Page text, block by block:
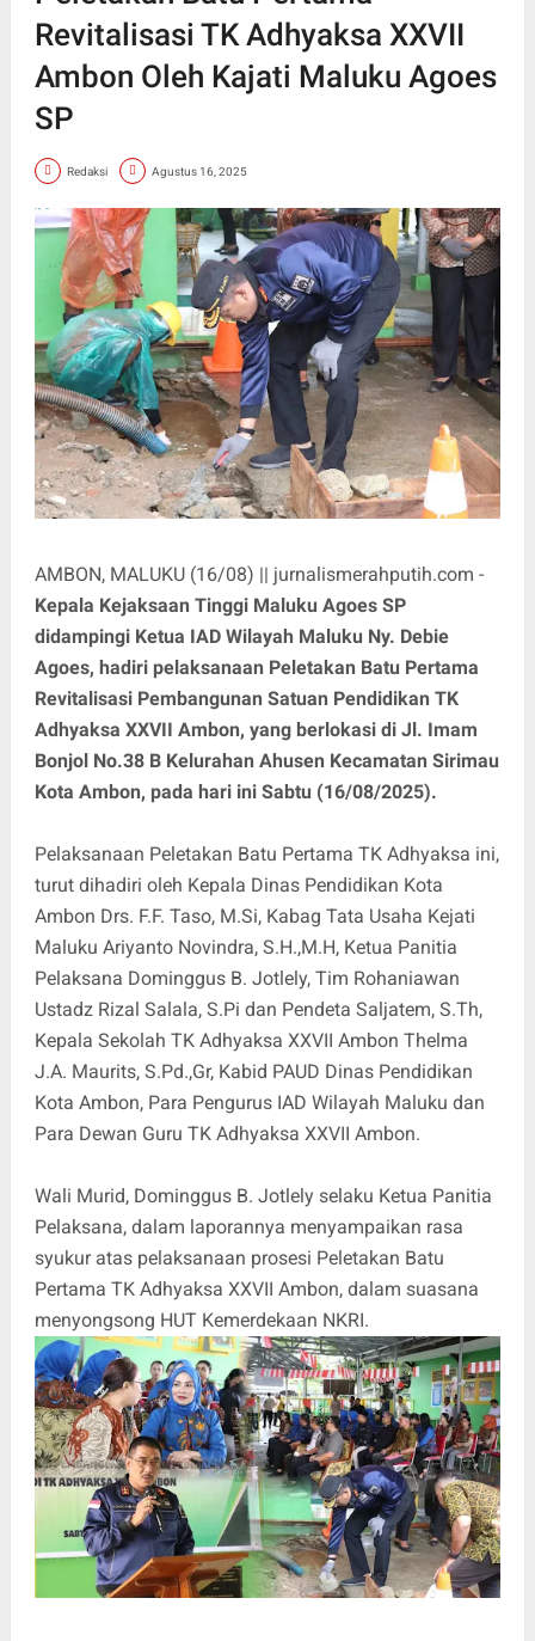
Revitalisasi TK Adhyaksa XXVII
Ambon Oleh Kajati Maluku Agoes
SP
Redaksi Agustus 16, 2025
AMBON, MALUKU (16/08) || jurnalismerahputih.com -
Kepala Kejaksaan Tinggi Maluku Agoes SP
didampingi Ketua IAD Wilayah Maluku Ny. Debie
Agoes, hadiri pelaksanaan Peletakan Batu Pertama
Revitalisasi Pembangunan Satuan Pendidikan TK
Adhyaksa XXVII Ambon, yang berlokasi di Jl. Imam
Bonjol No.38 B Kelurahan Ahusen Kecamatan Sirimau
Kota Ambon, pada hari ini Sabtu (16/08/2025).
Pelaksanaan Peletakan Batu Pertama TK Adhyaksa ini,
turut dihadiri oleh Kepala Dinas Pendidikan Kota
Ambon Drs. F.F. Taso, M.Si, Kabag Tata Usaha Kejati
Maluku Ariyanto Novindra, S.H.,M.H, Ketua Panitia
Pelaksana Dominggus B. Jotlely, Tim Rohaniawan
Ustadz Rizal Salala, S.Pi dan Pendeta Saljatem, S.Th,
Kepala Sekolah TK Adhyaksa XXVII Ambon Thelma
J.A. Maurits, S.Pd.,Gr, Kabid PAUD Dinas Pendidikan
Kota Ambon, Para Pengurus IAD Wilayah Maluku dan
Para Dewan Guru TK Adhyaksa XXVII Ambon.
Wali Murid, Dominggus B. Jotlely selaku Ketua Panitia
Pelaksana, dalam laporannya menyampaikan rasa
syukur atas pelaksanaan prosesi Peletakan Batu
Pertama TK Adhyaksa XXVII Ambon, dalam suasana
menyongsong HUT Kemerdekaan NKRI.